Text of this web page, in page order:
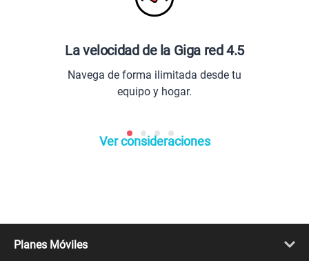
La velocidad de la Giga red 4.5
Navega de forma ilimitada desde tu
equipo y hogar.
Ver consideraciones
Planes Móviles